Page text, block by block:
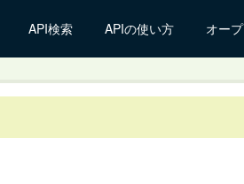
API検索 APIの使い方 オー